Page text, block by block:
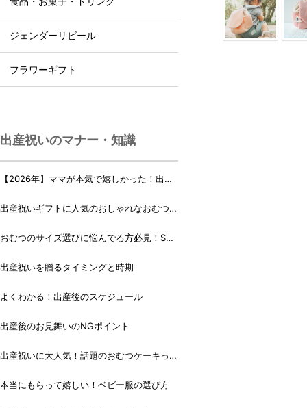
ジェンダーリビール
フラワーギフト
出産祝いのマナー・知識
【2026年】ママが本気で嬉しかった！出産
出産祝いギフトに人気のおしゃれなおむつケ
おむつのサイズ選びに悩んでる方必見！Sサ
出産祝いを贈るタイミングと時期
よくわかる！出産後のスケジュール
出産後のお見舞いのNGポイント
出産祝いに大人気！話題のおむつケーキっ
本当にもらって嬉しい！ベビー服の選び方